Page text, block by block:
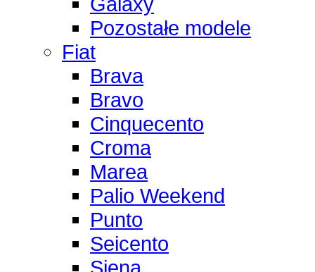
Pozostałe modele
Fiat
Brava
Bravo
Cinquecento
Croma
Marea
Palio Weekend
Punto
Seicento